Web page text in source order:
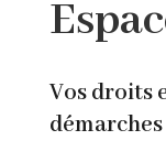
Vos droits
démarches